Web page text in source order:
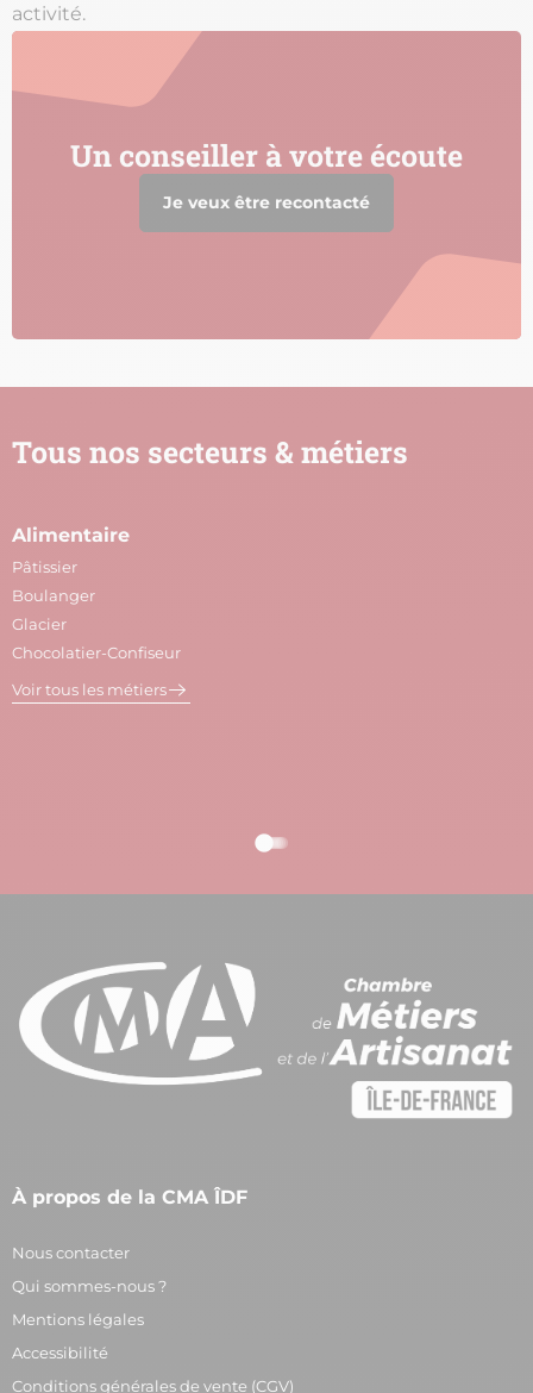
activité.
Un conseiller à votre écoute
Je veux être recontacté
Tous nos secteurs & métiers
Alimentaire
Pâtissier
Boulanger
Glacier
Chocolatier-Confiseur
Voir tous les métiers
À propos de la CMA ÎDF
Nous contacter
Qui sommes-nous ?
Mentions légales
Accessibilité
Conditions générales de vente (CGV)